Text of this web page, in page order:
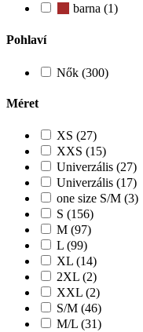
barna (1)
Pohlaví
Nők (300)
Méret
XS (27)
XXS (15)
Univerzális (27)
Univerzális (17)
one size S/M (3)
S (156)
M (97)
L (99)
XL (14)
2XL (2)
XXL (2)
S/M (46)
M/L (31)